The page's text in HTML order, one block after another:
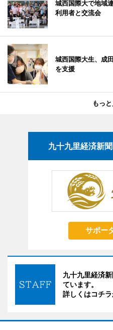
城西国際大で地域
利用者と交流会
城西国際大生、成
を支援
もっ
九十九里経済新
サポー
九十九里経済
ています。
詳しくはコチラ